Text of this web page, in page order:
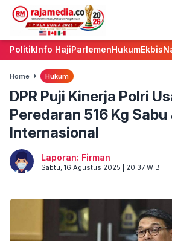
PolitikInfo HajiParlemenHukumEkbis
Home Hukum
DPR Puji Kinerja Polri
Peredaran 516 Kg
Internasional
Laporan: Firman
Sabtu, 16 Agustus 2025 | 20:37 WIB